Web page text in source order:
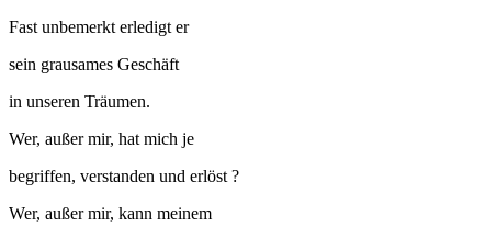
Fast unbemerkt erledigt er
sein grausames Geschäft
in unseren Träumen.
Wer, außer mir, hat mich je
begriffen, verstanden und erlöst ?
Wer, außer mir, kann meinem